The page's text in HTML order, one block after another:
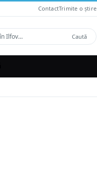
ContactTrimite o știre
Caută